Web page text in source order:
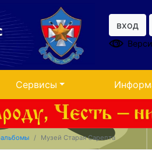
вход
Сервисы
Музей Старая Сарепта